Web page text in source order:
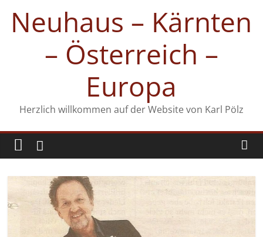
Inhalt
springen
Neuhaus – Kärnten
– Österreich –
Europa
Herzlich willkommen auf der Website von Karl Pölz